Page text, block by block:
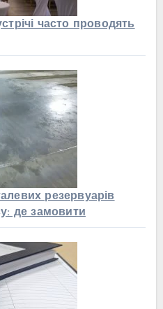
часто проводять
резервуарів
де замовити